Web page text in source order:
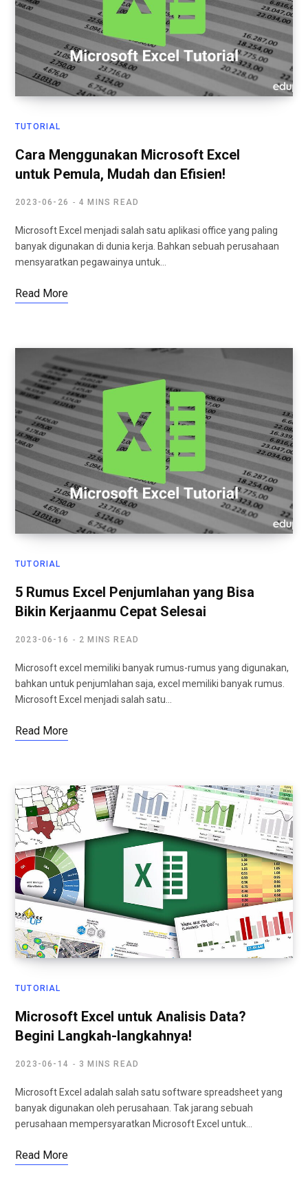
TUTORIAL
Cara Menggunakan Microsoft Excel
untuk Pemula, Mudah dan Efisien!
2023-06-26 4 MINS READ
Microsoft Excel menjadi salah satu aplikasi office yang paling
banyak digunakan di dunia kerja. Bahkan sebuah perusahaan
mensyaratkan pegawainya untuk…
Read More
TUTORIAL
5 Rumus Excel Penjumlahan yang Bisa
Bikin Kerjaanmu Cepat Selesai
2023-06-16 2 MINS READ
Microsoft excel memiliki banyak rumus-rumus yang digunakan,
bahkan untuk penjumlahan saja, excel memiliki banyak rumus.
Microsoft Excel menjadi salah satu…
Read More
TUTORIAL
Microsoft Excel untuk Analisis Data?
Begini Langkah-langkahnya!
2023-06-14 3 MINS READ
Microsoft Excel adalah salah satu software spreadsheet yang
banyak digunakan oleh perusahaan. Tak jarang sebuah
perusahaan mempersyaratkan Microsoft Excel untuk…
Read More